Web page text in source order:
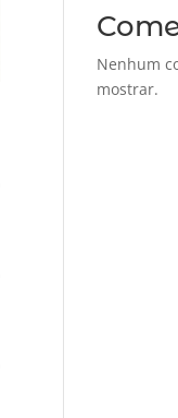
Nenhum
mostrar.